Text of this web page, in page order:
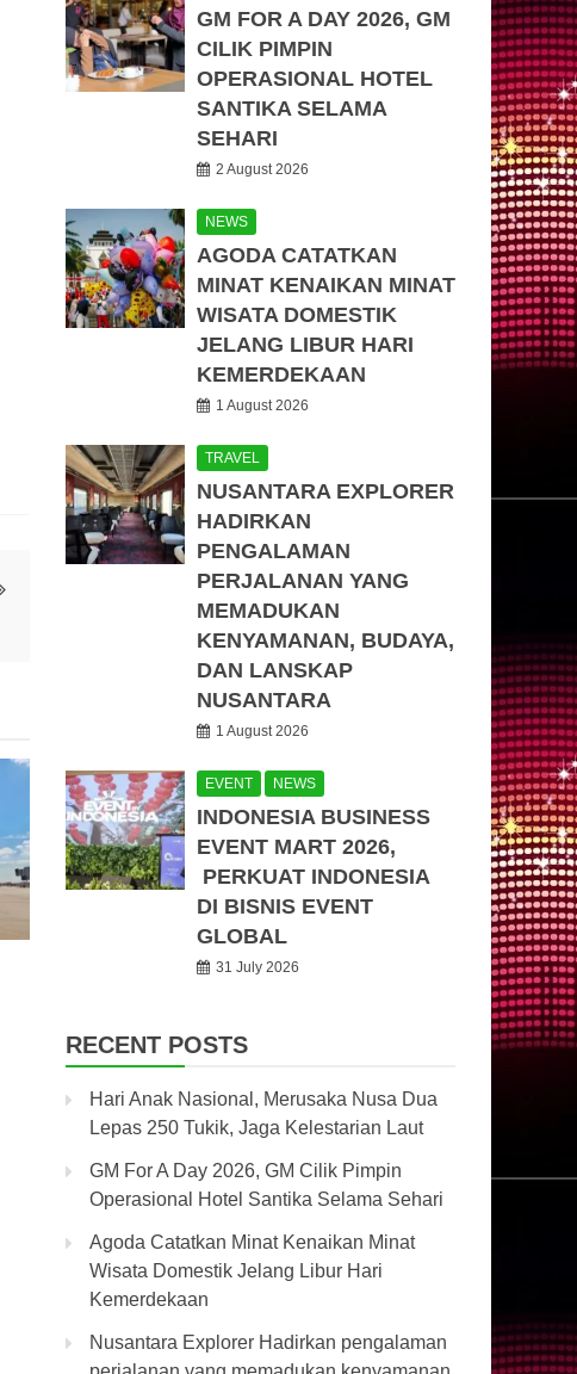
GM FOR A DAY 2026, GM
CILIK PIMPIN
OPERASIONAL HOTEL
SANTIKA SELAMA
SEHARI
2 August 2026
NEWS
AGODA CATATKAN
MINAT KENAIKAN MINAT
WISATA DOMESTIK
JELANG LIBUR HARI
KEMERDEKAAN
1 August 2026
TRAVEL
NUSANTARA EXPLORER
HADIRKAN
PENGALAMAN
PERJALANAN YANG
MEMADUKAN
KENYAMANAN, BUDAYA,
DAN LANSKAP
NUSANTARA
1 August 2026
EVENT NEWS
INDONESIA BUSINESS
EVENT MART 2026,
PERKUAT INDONESIA
DI BISNIS EVENT
GLOBAL
31 July 2026
RECENT POSTS
Hari Anak Nasional, Merusaka Nusa Dua
Lepas 250 Tukik, Jaga Kelestarian Laut
GM For A Day 2026, GM Cilik Pimpin
Operasional Hotel Santika Selama Sehari
Agoda Catatkan Minat Kenaikan Minat
Wisata Domestik Jelang Libur Hari
Kemerdekaan
Nusantara Explorer Hadirkan pengalaman